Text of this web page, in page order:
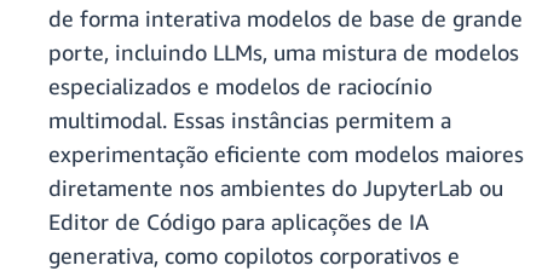
de forma interativa modelos de base de grande
porte, incluindo LLMs, uma mistura de modelos
especializados e modelos de raciocínio
multimodal. Essas instâncias permitem a
experimentação eficiente com modelos maiores
diretamente nos ambientes do JupyterLab ou
Editor de Código para aplicações de IA
generativa, como copilotos corporativos e